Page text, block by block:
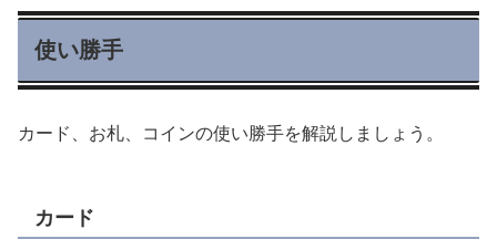
使い勝手
カード、お札、コインの使い勝手を解説しましょう。
カード